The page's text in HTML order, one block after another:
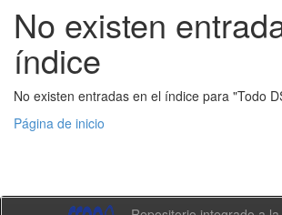
No existen
índice
No existen entradas en el índice para "Todo
Página de inicio